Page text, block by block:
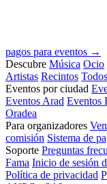
pagos para eventos →
Descubre Música Ocio
Artistas Recintos
Eventos por ciudad
Eventos Arad Eventos
Oradea
Para organizadores
comisión Sistema de
Soporte Preguntas
Fama Inicio de sesión
Política de privacidad